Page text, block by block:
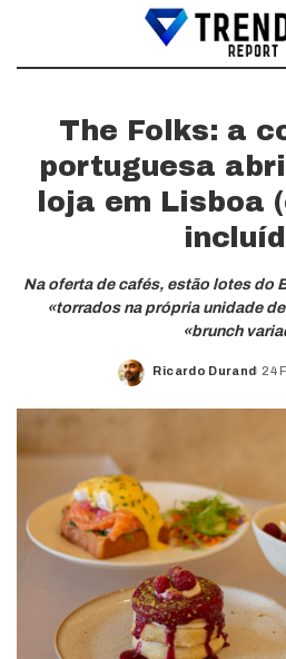
The Folks: a
portuguesa
loja em Lisboa
Na oferta de cafés, estão lotes do
«torrados na própria unidade
«brunch
Posted
Ricardo Durand 24